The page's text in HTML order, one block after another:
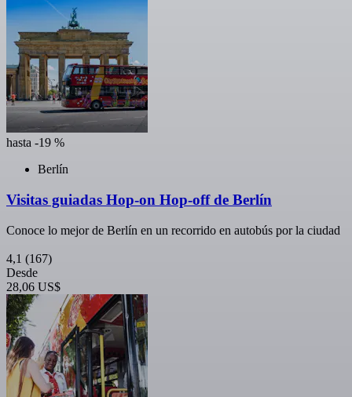
hasta -19 %
Berlín
Visitas guiadas Hop-on Hop-off de Berlín
Conoce lo mejor de Berlín en un recorrido en autobús por la ciudad
4,1 (167)
Desde
28,06 US$